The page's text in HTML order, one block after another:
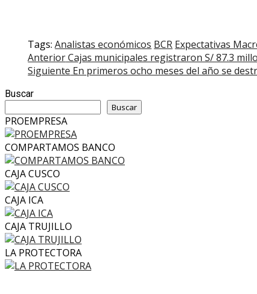
Tags:Analistas económicos BCR Expectativas
Post
navigation
AnteriorCajas municipales registraron S/ 87.3
Siguiente En primeros ocho meses del año se
Buscar
Buscar
PROEMPRESA
COMPARTAMOS BANCO
CAJA CUSCO
CAJA ICA
CAJA TRUJILLO
LA PROTECTORA